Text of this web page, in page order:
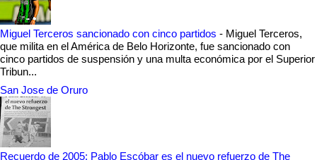
Miguel Terceros sancionado con cinco partidos - Miguel Terceros,
que milita en el América de Belo Horizonte, fue sancionado con
cinco partidos de suspensión y una multa económica por el Superior
Tribun...
San Jose de Oruro
Recuerdo de 2005: Pablo Escóbar es el nuevo refuerzo de The